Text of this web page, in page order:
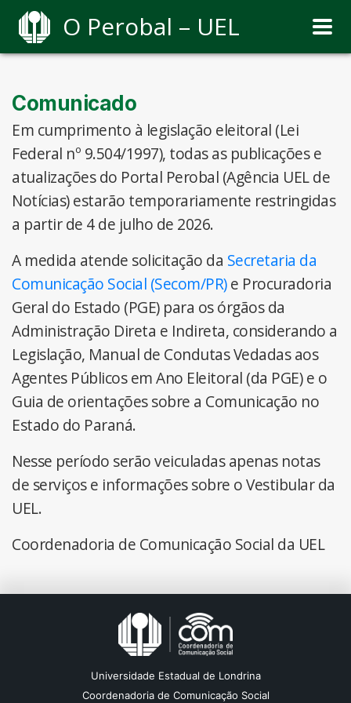
O Perobal – UEL
Comunicado
Em cumprimento à legislação eleitoral (Lei
Federal nº 9.504/1997), todas as publicações e
atualizações do Portal Perobal (Agência UEL de
Notícias) estarão temporariamente restringidas
a partir de 4 de julho de 2026.
A medida atende solicitação da Secretaria da
Comunicação Social (Secom/PR)e Procuradoria
Geral do Estado (PGE) para os órgãos da
Administração Direta e Indireta, considerando a
Legislação, Manual de Condutas Vedadas aos
Agentes Públicos em Ano Eleitoral (da PGE) e o
Guia de orientações sobre a Comunicação no
Estado do Paraná.
Nesse período serão veiculadas apenas notas
de serviços e informações sobre o Vestibular da
UEL.
Coordenadoria de Comunicação Social da UEL
Universidade Estadual de Londrina
Coordenadoria de Comunicação Social